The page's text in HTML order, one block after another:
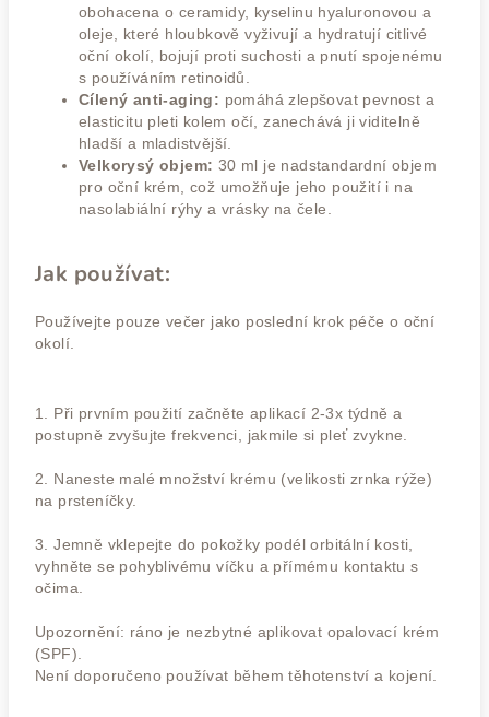
obohacena o ceramidy, kyselinu hyaluronovou a
oleje, které hloubkově vyživují a hydratují citlivé
oční okolí, bojují proti suchosti a pnutí spojenému
s používáním retinoidů.
Cílený anti-aging: pomáhá zlepšovat pevnost a
elasticitu pleti kolem očí, zanechává ji viditelně
hladší a mladistvější.
Velkorysý objem: 30 ml je nadstandardní objem
pro oční krém, což umožňuje jeho použití i na
nasolabiální rýhy a vrásky na čele.
Jak používat:
Používejte pouze večer jako poslední krok péče o oční
okolí.
1. Při prvním použití začněte aplikací 2-3x týdně a
postupně zvyšujte frekvenci, jakmile si pleť zvykne.
2. Naneste malé množství krému (velikosti zrnka rýže)
na prsteníčky.
3. Jemně vklepejte do pokožky podél orbitální kosti,
vyhněte se pohyblivému víčku a přímému kontaktu s
očima.
Upozornění: ráno je nezbytné aplikovat opalovací krém
(SPF).
Není doporučeno používat během těhotenství a kojení.